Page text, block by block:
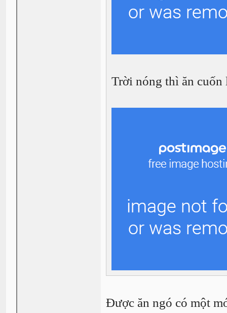
Trời nóng thì ăn cuốn
Được ăn ngó có một